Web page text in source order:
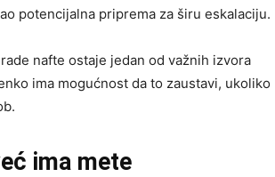
potencijalna priprema za širu eskalaciju.
nafte ostaje jedan od važnih izvora
ima mogućnost da to zaustavi, ukoliko
ima mete